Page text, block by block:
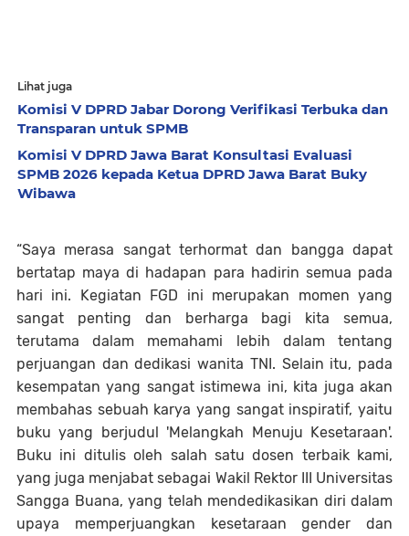
Lihat juga
Komisi V DPRD Jabar Dorong Verifikasi Terbuka dan
Transparan untuk SPMB
Komisi V DPRD Jawa Barat Konsultasi Evaluasi
SPMB 2026 kepada Ketua DPRD Jawa Barat Buky
Wibawa
“Saya merasa sangat terhormat dan bangga dapat
bertatap maya di hadapan para hadirin semua pada
hari ini. Kegiatan FGD ini merupakan momen yang
sangat penting dan berharga bagi kita semua,
terutama dalam memahami lebih dalam tentang
perjuangan dan dedikasi wanita TNI. Selain itu, pada
kesempatan yang sangat istimewa ini, kita juga akan
membahas sebuah karya yang sangat inspiratif, yaitu
buku yang berjudul 'Melangkah Menuju Kesetaraan'.
Buku ini ditulis oleh salah satu dosen terbaik kami,
yang juga menjabat sebagai Wakil Rektor III Universitas
Sangga Buana, yang telah mendedikasikan diri dalam
upaya memperjuangkan kesetaraan gender dan